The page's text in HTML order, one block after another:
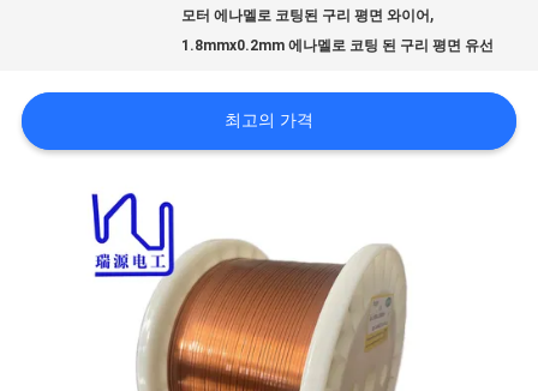
여
모터 에나멜로 코팅된 구리 평면 와이어 ,
1.8mmx0.2mm 에나멜로 코팅 된 구리 평면 유선
최고의 가격